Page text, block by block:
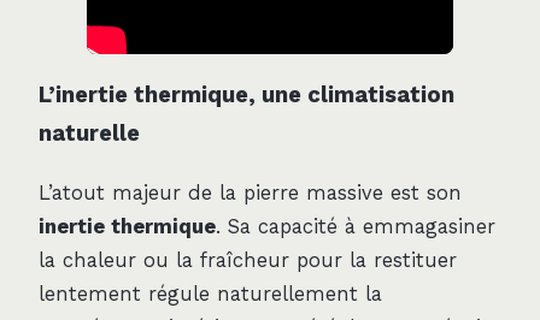
L’inertie thermique, une climatisation
naturelle
L’atout majeur de la pierre massive est son
inertie thermique. Sa capacité à emmagasiner
la chaleur ou la fraîcheur pour la restituer
lentement régule naturellement la